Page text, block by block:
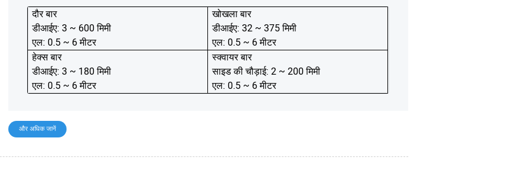
दौर बार
डीआईए: 3 ~ 600 मिमी
एल: 0.5 ~ 6 मीटर
खोखला बार
डीआईए: 32 ~ 375 मिमी
एल: 0.5 ~ 6 मीटर
हेक्स बार
डीआईए: 3 ~ 180 मिमी
एल: 0.5 ~ 6 मीटर
स्क्वायर बार
साइड की चौड़ाई: 2 ~ 200 मिमी
एल: 0.5 ~ 6 मीटर
और अधिक जानें